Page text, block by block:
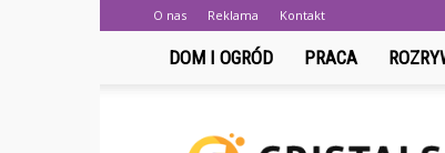
O nas Reklama Kontakt
DOM I OGRÓD PRACA